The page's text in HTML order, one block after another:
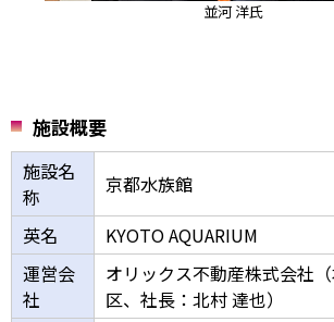
並河 洋氏
施設概要
施設名
称
京都水族館
英名
KYOTO AQUARIUM
運営会
社
オリックス不動産株式会社
区、社長：北村 達也）